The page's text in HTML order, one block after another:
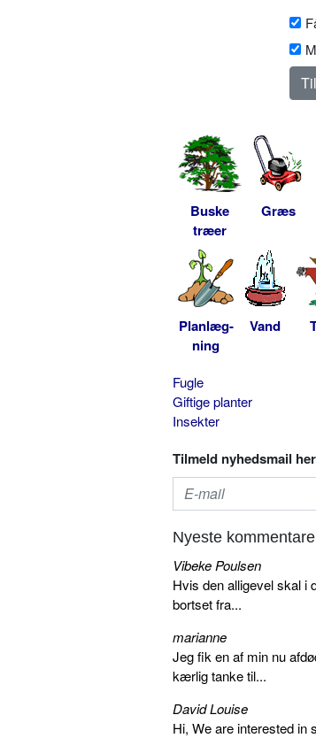
Buske
træer
Græs
Planlæg-
ning
Vand
Fugle
Giftige planter
Insekter
Tilmeld nyhedsmail her
Nyeste
Vibeke Poulsen
Hvis den alligevel skal i
bortset fra...
marianne
Jeg fik en af min nu
kærlig tanke til...
David Louise
Hi, We are interested in